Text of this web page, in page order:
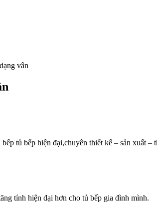
vân
tủ bếp hiện đại,chuyên thiết kế – sản
tính hiện đại hơn cho tủ bếp gia đình mình.